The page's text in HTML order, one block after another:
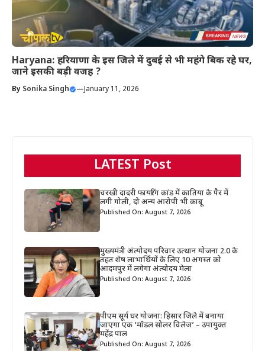
Haryana: हरियाणा के इस जिले में दुबई से भी महंगे बिक रहे घर,
जाने इसकी बड़ी वजह ?
By Sonika Singh —January 11, 2026
LATEST Post
चरखी दादरी फायरिंग कांड में कातिया के पैर में
लगी गोली, दो अन्य आरोपी भी काबू
Published On: August 7, 2026
मुख्यमंत्री अंत्योदय परिवार उत्थान योजना 2.0 के
तहत शेष लाभार्थियों के लिए 10 अगस्त को
आदमपुर में लगेगा अंत्योदय मेला
Published On: August 7, 2026
पीएम सूर्य घर योजना: हिसार जिले में बनाया
जाएगा एक ‘मॉडल सोलर विलेज’ – उपायुक्त
महेंद्र पाल
Published On: August 7, 2026